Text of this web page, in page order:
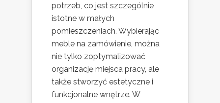
potrzeb, co jest szczególnie
istotne w małych
pomieszczeniach. Wybierając
meble na zamówienie, można
nie tylko zoptymalizować
organizację miejsca pracy, ale
także stworzyć estetyczne i
funkcjonalne wnętrze. W